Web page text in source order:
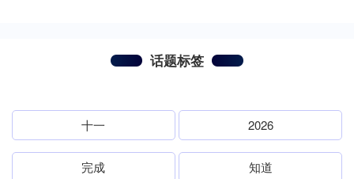
话题标签
十一 2026
完成 知道